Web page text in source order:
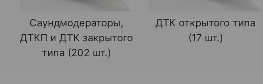
Саундмодераторы,
ДТКП и ДТК закрытого
типа (202 шт.)
ДТК открытого типа
(17 шт.)